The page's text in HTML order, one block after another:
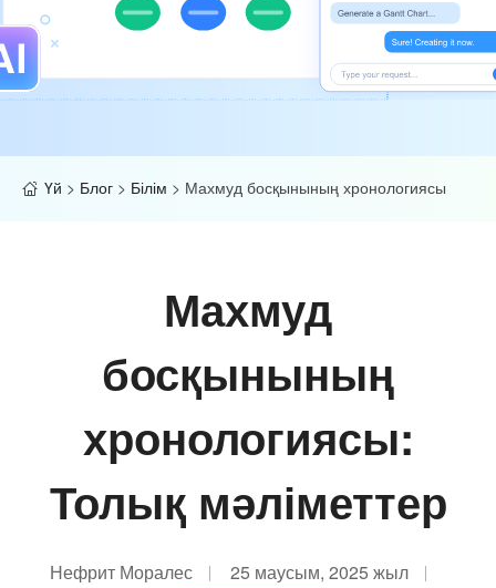
Үй > Блог > Білім > Махмуд босқынының хронологиясы
Махмуд
босқынының
хронологиясы:
Толық мәліметтер
Нефрит Моралес
25 маусым, 2025 жыл